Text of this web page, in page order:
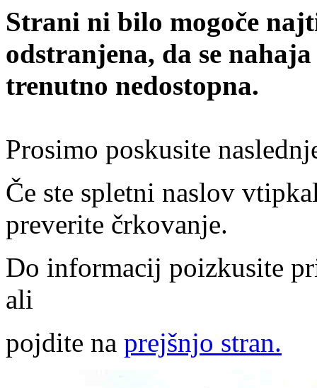
Strani ni bilo mogoče
odstranjena, da se
trenutno nedostopna.
Prosimo poskusite
Če ste spletni naslov
preverite črkovanje.
Do informacij poizkusite
ali
pojdite na prejšnjo stran.